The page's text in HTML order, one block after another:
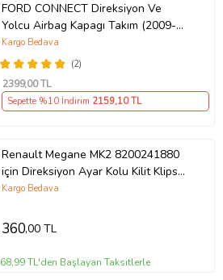
FORD CONNECT Direksiyon Ve
Yolcu Airbag Kapagı Takım (2009-
2014) İthal Üretim
(2)
Kargo Bedava
2399,00 TL
Sepette %10 İndirim 2159,10 TL
Renault Megane MK2 8200241880
için Direksiyon Ayar Kolu Kilit Klips
Plastiği
Kargo Bedava
360,00 TL
68,99 TL'den Başlayan Taksitlerle